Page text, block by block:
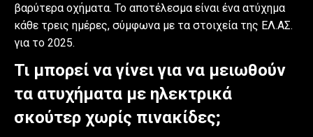
βαρύτερα οχήματα. Το αποτέλεσμα είναι ένα ατύχημα
κάθε τρεις ημέρες, σύμφωνα με τα στοιχεία της ΕΛ.ΑΣ.
για το 2025.
Τι μπορεί να γίνει για να μειωθούν
τα ατυχήματα με ηλεκτρικά
σκούτερ χωρίς πινακίδες;